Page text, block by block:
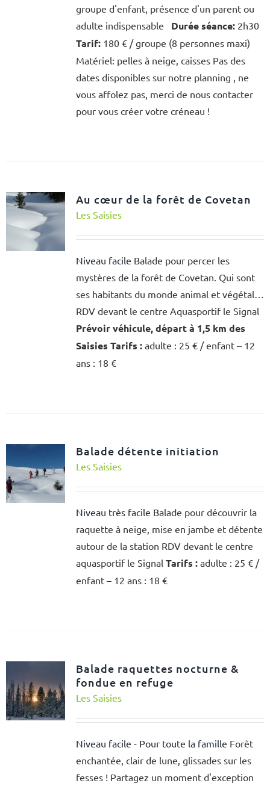
groupe d'enfant, présence d'un parent ou
adulte indispensable Durée séance:2h30
Tarif:180 € / groupe (8 personnes maxi)
Matériel: pelles à neige, caisses Pas des
dates disponibles sur notre planning , ne
vous affolez pas, merci de nous contacter
pour vous créer votre créneau !
Au cœur de la forêt de Covetan
Les Saisies
Niveau facile Balade pour percer les
mystères de la forêt de Covetan. Qui sont
ses habitants du monde animal et végétal…
RDV devant le centre Aquasportif le Signal
Prévoir véhicule, départ à 1,5 km des
Saisies Tarifs :adulte : 25 € / enfant – 12
ans : 18 €
Balade détente initiation
Les Saisies
Niveau très facile Balade pour découvrir la
raquette à neige, mise en jambe et détente
autour de la station RDV devant le centre
aquasportif le Signal Tarifs :adulte : 25 € /
enfant – 12 ans : 18 €
Balade raquettes nocturne &
fondue en refuge
Les Saisies
Niveau facile - Pour toute la famille Forêt
enchantée, clair de lune, glissades sur les
fesses ! Partagez un moment d'exception